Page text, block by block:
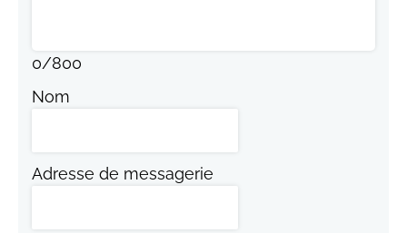
0/800
Nom
Adresse de messagerie